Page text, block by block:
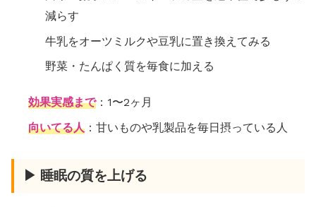
減らす
牛乳をオーツミルクや豆乳に置き換えてみる
野菜・たんぱく質を毎食に加える
効果実感まで：1〜2ヶ月
向いてる人 ：甘いものや乳製品を毎日摂っている人
▶ 睡眠の質を上げる